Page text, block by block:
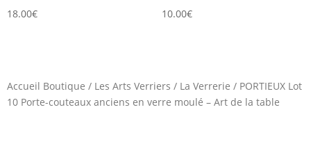
18.00€ 10.00€
Accueil Boutique / Les Arts Verriers / La Verrerie / PORTIEUX Lot
10 Porte-couteaux anciens en verre moulé – Art de la table